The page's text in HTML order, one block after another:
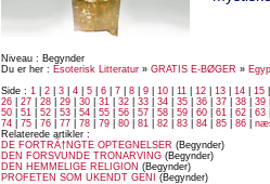
Niveau : Begynder
Du er her : Esoterisk Litteratur » GRATIS E-BØGER »
Side : 1 2 3 4 5 6 7 8 9 10 11 12 13 14 15
26
27 28 29 30 31 32 33 34 35 36 37 38 39
50
51 52 53 54 55 56 57 58 59 60 61 62 63
74
75 76 77 78 79 80 81 82 83 84 85 86
Relaterede artikler :
DE FORTRÃ†NGTE OPTEGNELSER (Begynder)
DEN FORSVUNDE TRONARVING (Begynder)
DEN HEMMELIGE RELIGION (Begynder)
PROFETEN SOM UKENDT GENI
(Begynder)